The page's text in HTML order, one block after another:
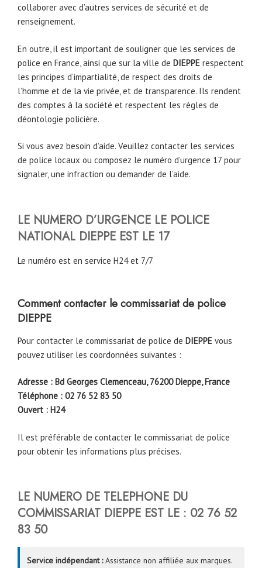
collaborer avec d’autres services de sécurité et de
renseignement.
En outre, il est important de souligner que les services de
police en France, ainsi que sur la ville de DIEPPE respectent
les principes d’impartialité, de respect des droits de
l’homme et de la vie privée, et de transparence. Ils rendent
des comptes à la société et respectent les règles de
déontologie policière.
Si vous avez besoin d’aide. Veuillez contacter les services
de police locaux ou composez le numéro d’urgence 17 pour
signaler, une infraction ou demander de l’aide.
LE NUMERO D’URGENCE LE POLICE
NATIONAL DIEPPE EST LE 17
Le numéro est en service H24 et 7/7
Comment contacter le commissariat de police
DIEPPE
Pour contacter le commissariat de police de DIEPPE vous
pouvez utiliser les coordonnées suivantes :
Adresse : Bd Georges Clemenceau, 76200 Dieppe, France
Téléphone : 02 76 52 83 50
Ouvert : H24
Il est préférable de contacter le commissariat de police
pour obtenir les informations plus précises.
LE NUMERO DE TELEPHONE DU
COMMISSARIAT DIEPPE EST LE : 02 76 52
83 50
Service indépendant :Assistance non affiliée aux marques.